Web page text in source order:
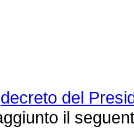
decreto del
il